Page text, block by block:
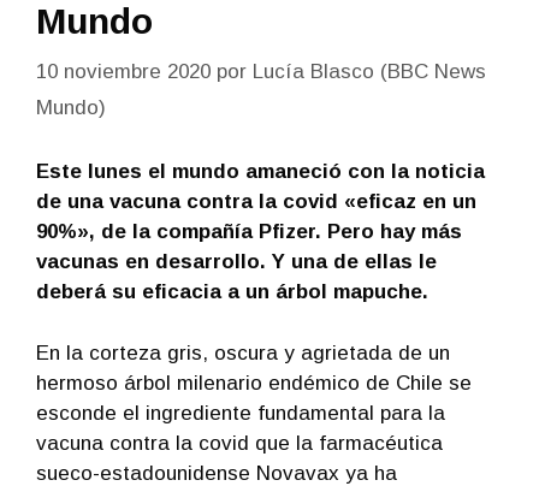
Mundo
10 noviembre 2020 por Lucía Blasco (BBC News
Mundo)
Este lunes el mundo amaneció con la noticia
de una vacuna contra la covid «eficaz en un
90%», de la compañía Pfizer. Pero hay más
vacunas en desarrollo. Y una de ellas le
deberá su eficacia a un árbol mapuche.
En la corteza gris, oscura y agrietada de un
hermoso árbol milenario endémico de Chile se
esconde el ingrediente fundamental para la
vacuna contra la covid que la farmacéutica
sueco-estadounidense Novavax ya ha